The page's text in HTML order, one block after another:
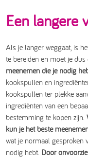
Een langere
Als je langer weggaat, is
te bereiden en moet je dus
meenemen die je nodig
kookspullen en
kookspullen ter plekke
ingrediënten van een
bestemming te kopen zijn.
kun je het beste
wat je normaal gesproken
nodig hebt. Door